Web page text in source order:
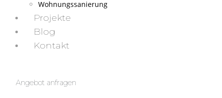
Wohnungssanierung
Projekte
Blog
Kontakt
Angebot anfragen